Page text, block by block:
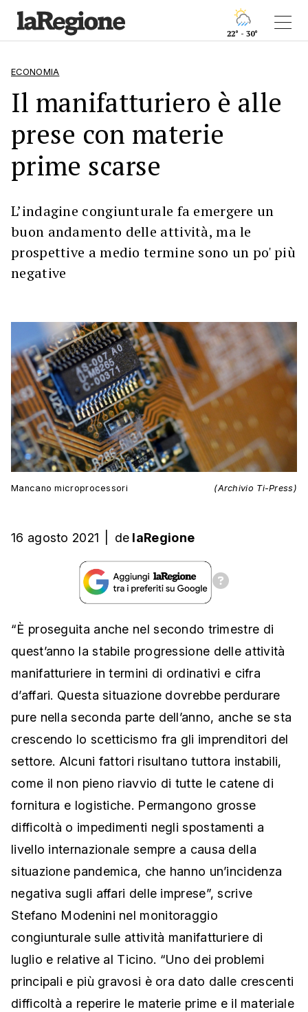
22° - 30°
ECONOMIA
Il manifatturiero è alle
prese con materie
prime scarse
L’indagine congiunturale fa emergere un
buon andamento delle attività, ma le
prospettive a medio termine sono un po' più
negative
Mancano microprocessori (Archivio Ti-Press)
16 agosto 2021 de laRegione
“È proseguita anche nel secondo trimestre di
quest’anno la stabile progressione delle attività
manifatturiere in termini di ordinativi e cifra
d’affari. Questa situazione dovrebbe perdurare
pure nella seconda parte dell’anno, anche se sta
crescendo lo scetticismo fra gli imprenditori del
settore. Alcuni fattori risultano tuttora instabili,
come il non pieno riavvio di tutte le catene di
fornitura e logistiche. Permangono grosse
difficoltà o impedimenti negli spostamenti a
livello internazionale sempre a causa della
situazione pandemica, che hanno un’incidenza
negativa sugli affari delle imprese”, scrive
Stefano Modenini nel monitoraggio
congiunturale sulle attività manifatturiere di
luglio e relative al Ticino. “Uno dei problemi
principali e più gravosi è ora dato dalle crescenti
difficoltà a reperire le materie prime e il materiale